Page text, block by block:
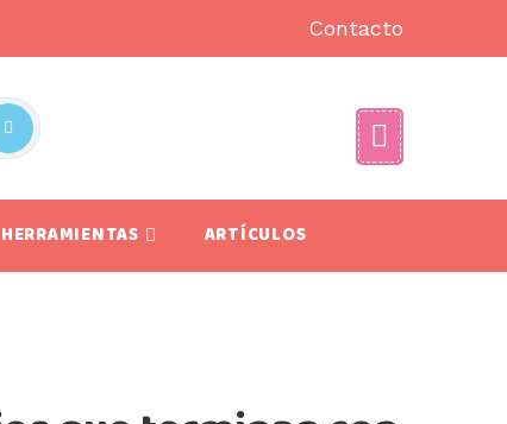
Contacto
HERRAMIENTAS ARTÍCULOS